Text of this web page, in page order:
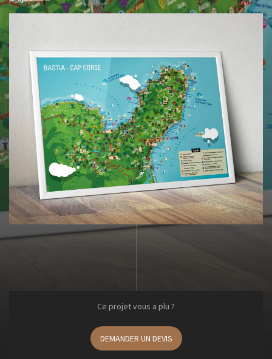
Ce projet vous a plu ?
DEMANDER UN DEVIS